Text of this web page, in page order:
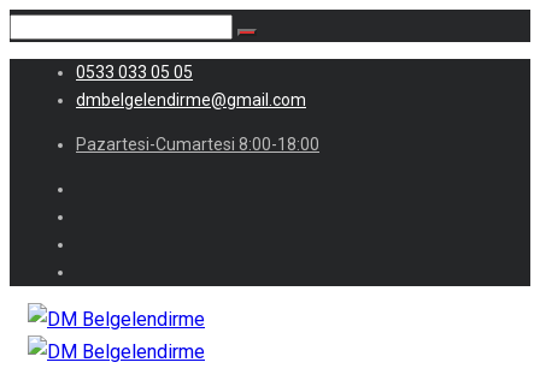
0533 033 05 05
dmbelgelendirme@gmail.com
Pazartesi-Cumartesi 8:00-18:00